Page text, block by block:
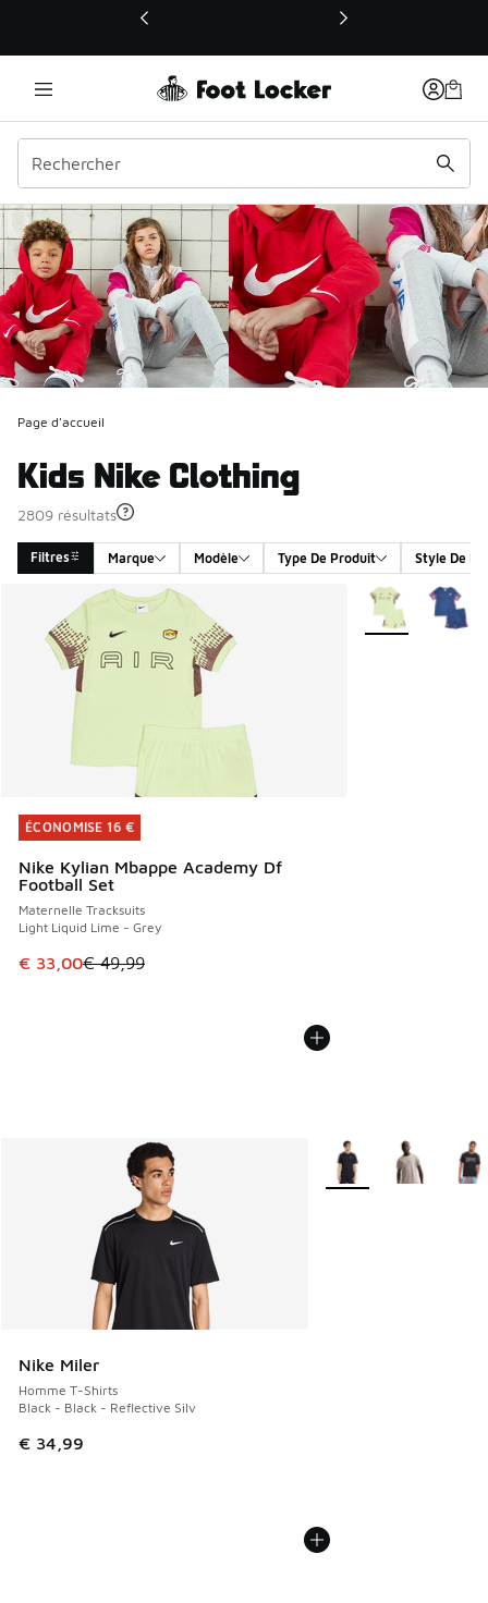
Ce lien ouvrira une nouvelle fenêtre
Page d'accueil
Kids Nike Clothing
2809 résultats
Filtres Marque Modèle Type De Produit Style De
Search Results
ÉCONOMISE 16 €
Nike Kylian Mbappe Academy Df
Football Set
Maternelle Tracksuits
Light Liquid Lime - Grey
Cet article est en promotion. Prix en baisse de € 49,99 à
€ 33,00€ 49,99
ÉCONOMISE 16 €
Plus de couleurs
Nike Miler
Homme T-Shirts
Black - Black - Reflective Silv
€ 34,99
Plus de couleurs